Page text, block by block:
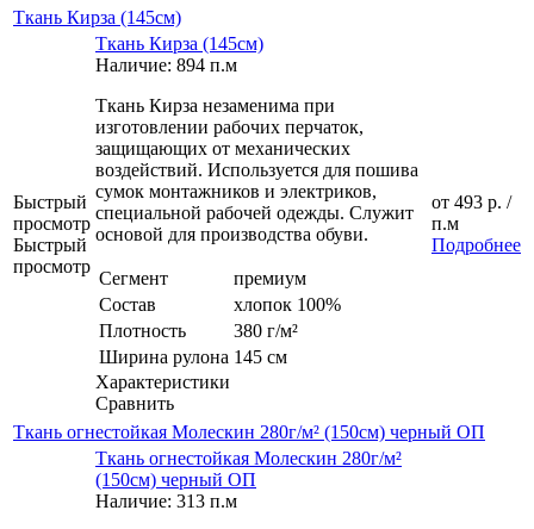
Ткань Кирза (145см)
Быстрый
просмотр
Быстрый
просмотр
Ткань Кирза (145см)
Наличие: 894 п.м
Ткань Кирза незаменима при
изготовлении рабочих перчаток,
защищающих от механических
воздействий. Используется для пошива
сумок монтажников и электриков,
специальной рабочей одежды. Служит
основой для производства обуви.
Сегмент
премиум
Состав
хлопок 100%
Плотность
380 г/м²
Ширина рулона 145 см
Характеристики
Сравнить
от 493 р. /
п.м
Подробнее
Ткань огнестойкая Молескин 280г/м² (150см) черный ОП
Ткань огнестойкая Молескин 280г/м²
(150см) черный ОП
Наличие: 313 п.м